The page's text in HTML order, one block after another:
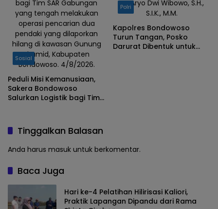
bagi Tim SAR Gabungan
yang tengah melakukan
operasi pencarian dua
pendaki yang dilaporkan
hilang di kawasan Gunung
Piramid, Kabupaten
Bondowoso. 4/8/2026.
Sosial
Peduli Misi Kemanusiaan,
Sakera Bondowoso
Salurkan Logistik bagi Tim
Dr. Aryo Dwi Wibowo, S.H.,
S.I.K., M.M.
Polri
Kapolres Bondowoso
Turun Tangan, Posko
Darurat Dibentuk untuk
Tinggalkan Balasan
Anda harus masuk untuk berkomentar.
Baca Juga
Hari ke-4 Pelatihan Hilirisasi Kaliori,
Praktik Lapangan Dipandu dari Rama